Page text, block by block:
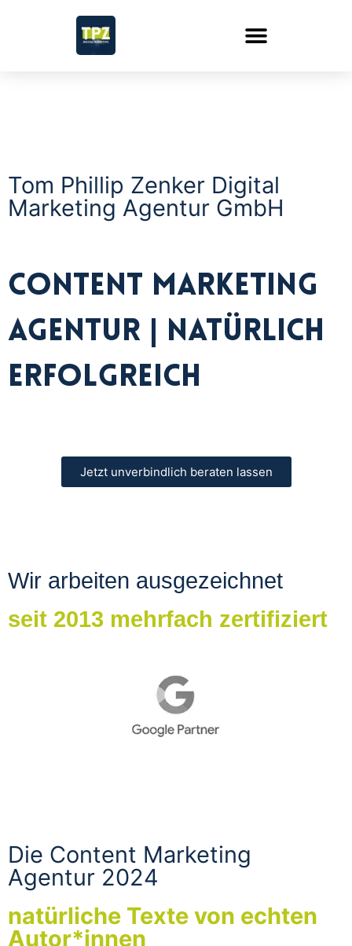
Tom Phillip Zenker Digital
Marketing Agentur GmbH
Content Marketing
Agentur | natürlich
erfolgreich
Jetzt unverbindlich beraten lassen
Wir arbeiten ausgezeichnet
seit 2013 mehrfach zertifiziert
Die Content Marketing
Agentur 2024
natürliche Texte von echten
Autor*innen